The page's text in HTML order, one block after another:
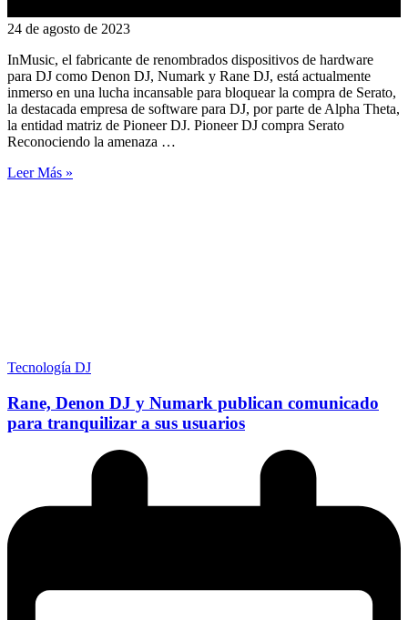
24 de agosto de 2023
InMusic, el fabricante de renombrados dispositivos de hardware
para DJ como Denon DJ, Numark y Rane DJ, está actualmente
inmerso en una lucha incansable para bloquear la compra de Serato,
la destacada empresa de software para DJ, por parte de Alpha Theta,
la entidad matriz de Pioneer DJ. Pioneer DJ compra Serato
Reconociendo la amenaza …
Leer Más »
Tecnología DJ
Rane, Denon DJ y Numark publican comunicado
para tranquilizar a sus usuarios